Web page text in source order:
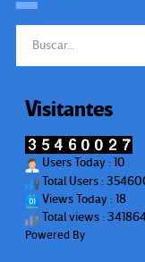
Visitantes
Users Today : 10
Total Users :
Views Today : 18
Total views :
Powered By